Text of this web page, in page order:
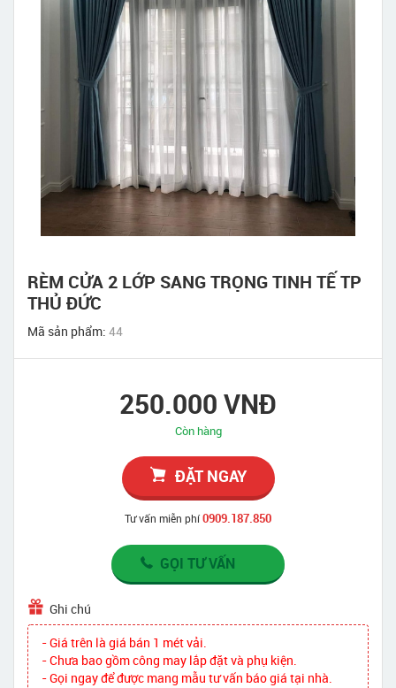
RÈM CỬA 2 LỚP SANG TRỌNG TINH TẾ TP
THỦ ĐỨC
Mã sản phẩm: 44
250.000 VNĐ
Còn hàng
ĐẶT NGAY
Tư vấn miễn phí0909.187.850
GỌI TƯ VẤN
Ghi chú
- Giá trên là giá bán 1 mét vải.
- Chưa bao gồm công may lắp đặt và phụ kiện.
- Gọi ngay để được mang mẫu tư vấn báo giá tại nhà.